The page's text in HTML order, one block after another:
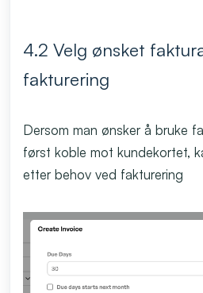
4.2 Velg ønsket
fakturering
Dersom man ønsker å bruke
først koble mot kundekortet,
etter behov ved fakturering